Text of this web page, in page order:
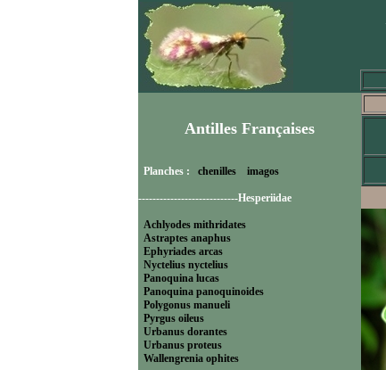
Antilles Françaises
Planches : chenilles imagos
----------------------------Hesperiidae
Achlyodes mithridates
Astraptes anaphus
Ephyriades arcas
Nyctelius nyctelius
Panoquina lucas
Panoquina panoquinoides
Polygonus manueli
Pyrgus oileus
Urbanus dorantes
Urbanus proteus
Wallengrenia ophites